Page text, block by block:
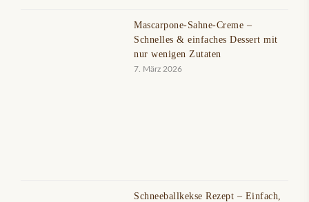
Mascarpone-Sahne-Creme –
Schnelles & einfaches Dessert mit
nur wenigen Zutaten
7. März 2026
Schneeballkekse Rezept – Einfach,